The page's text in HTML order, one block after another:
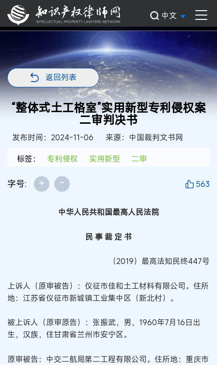
中文
返回列表
“整体式土工格室”实用新型专利侵权案
二审判决书
发布时间：2024-11-06
来源：中国裁判文书网
标签：
专利侵权 实用新型 二审
字号: + - 563
中华人民共和国最高人民法院
民 事 裁 定 书
（2019）最高法知民终447号
上诉人（原审被告）：仪征市佳和土工材料有限公司。住所
地：江苏省仪征市新城镇工业集中区（新北村）。
被上诉人（原审原告）：张振武，男，1960年7月16日出
生，汉族，住甘肃省兰州市安宁区。
原审被告：中交二航局第二工程有限公司。住所地：重庆市